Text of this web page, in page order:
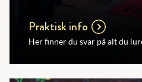
Praktisk info
Her finner du svar på alt du